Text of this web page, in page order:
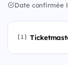
Date confirmée
[1]